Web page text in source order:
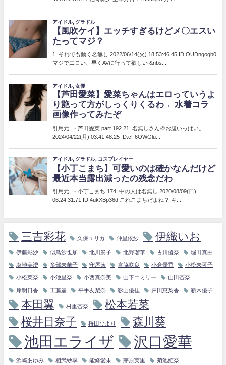
三吉彩花 久保ユリカ 仲里依紗 伊織いお
伊藤彩沙 似鳥沙也加 北川景子 北野瑠華 古川優奈 堀田真由
塩地美澄 多部未華子 守屋茜 宮脇咲良 小倉優香 小松未可子
小松菜奈 小池里奈 小西真奈美 山下エミリー 山田杏奈
岸明日香 工藤遥 平手友梨奈 影山優佳 戸田恵梨香 新木優子
本田翼 村重杏奈
松本若菜
桜井日奈子
桜田ひより 森川葵
池田エライザ 沢口愛華
浜崎あゆみ 相武紗季 能條愛未 茅原実里 菊池姫奈